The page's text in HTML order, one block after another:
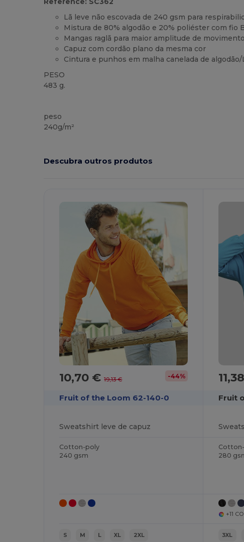
Lã leve não escovada de 240 gsm para
Mistura de 80% algodão e 20% poliéster com fio
Mangas raglã para maior amplitude de
Capuz com cordão plano da mesma cor
Cintura e punhos em malha canelada de
PESO
483 g.
peso
240g/m²
Descubra outros produtos
Personalize-
10,70 €19,13 € -44%
Fruit of the Loom 62-140-0
Sweatshirt leve de capuz
Cotton-poly
240 gsm
S M L XL 2XL
Fruit
280
+11
3XL